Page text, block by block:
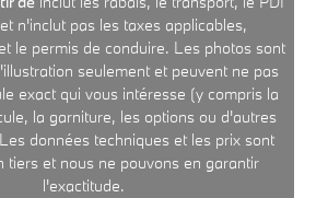
n'inclut pas les taxes applicables,
le permis de conduire. Les photos sont
seulement et peuvent ne pas
exact qui vous intéresse (y compris la
la garniture, les options ou d'autres
données techniques et les prix sont
tiers et nous ne pouvons en garantir
l'exactitude.